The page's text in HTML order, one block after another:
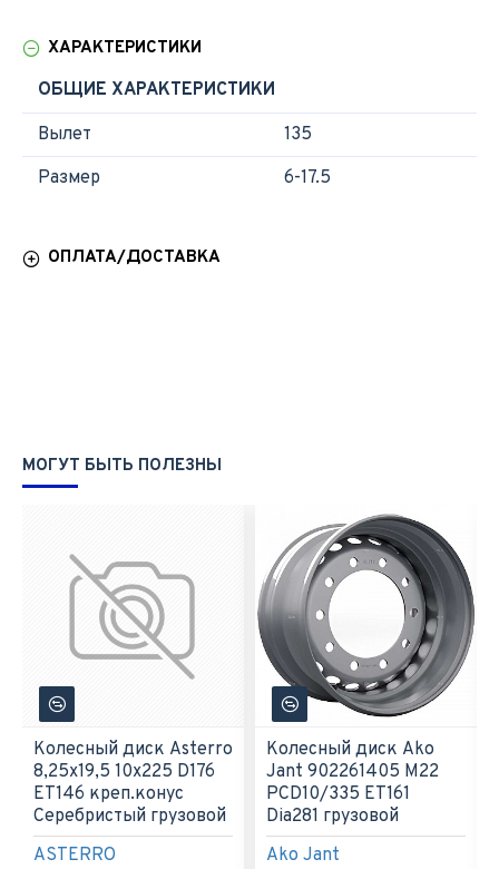
ХАРАКТЕРИСТИКИ
ОБЩИЕ ХАРАКТЕРИСТИКИ
Вылет
135
Размер
6-17.5
ОПЛАТА/ДОСТАВКА
МОГУТ БЫТЬ ПОЛЕЗНЫ
ASTERRO
Колесный диск Asterro
8,25x19,5 10x225 D176
ET146 креп.конус
Серебристый грузовой
Ako Jant
Колесный диск Ako
Jant 902261405 M22
PCD10/335 ET161
Dia281 грузовой